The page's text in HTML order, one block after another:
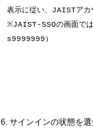
表示に従い、JAISTアカ
※JAIST-SSOの画面で
s9999999）
6. サインインの状態を選